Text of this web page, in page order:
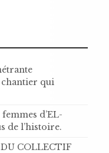
qui
femmes d’EL-
de l’histoire .
COLLECTIF